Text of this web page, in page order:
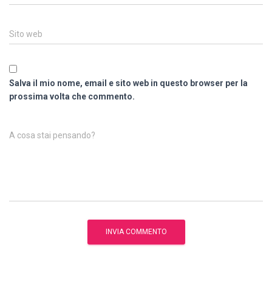
Sito web
Salva il mio nome, email e sito web in questo browser per la
prossima volta che commento.
A cosa stai pensando?